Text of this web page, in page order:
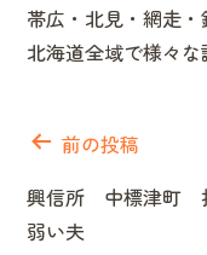
帯広・北見・網走
北海道全域で様々な
稿
ビ
ゲ
前の投稿
興信所 中標津町
弱い夫